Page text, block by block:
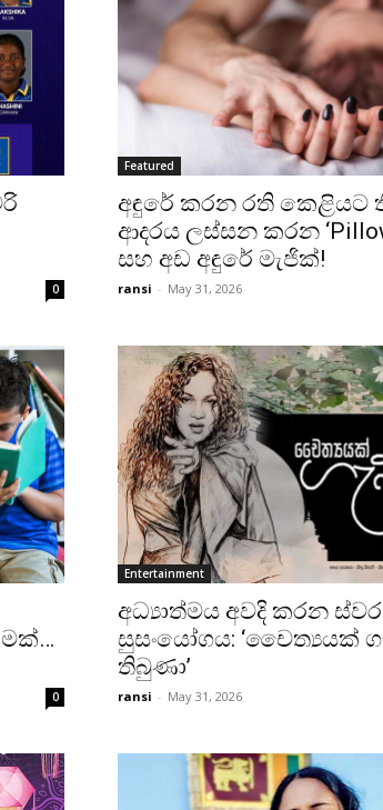
0
Featured
අඳුරේ කරන රති කෙළියට
ආදරය ලස්සන කරන
සහ අඩ අඳුරේ මැජික්!
ransi - May 31, 2026
0
Entertainment
අධ්‍යාත්මය අවදි කරන
සුසංයෝගය: ‘චෛත්‍යයක්
තිබුණා’
ransi - May 31, 2026